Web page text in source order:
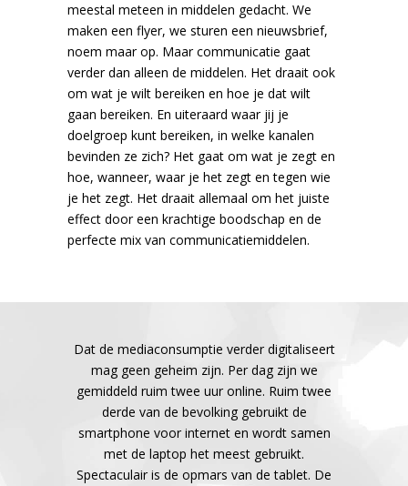
meestal meteen in middelen gedacht. We
maken een flyer, we sturen een nieuwsbrief,
noem maar op. Maar communicatie gaat
verder dan alleen de middelen. Het draait ook
om wat je wilt bereiken en hoe je dat wilt
gaan bereiken. En uiteraard waar jij je
doelgroep kunt bereiken, in welke kanalen
bevinden ze zich? Het gaat om wat je zegt en
hoe, wanneer, waar je het zegt en tegen wie
je het zegt. Het draait allemaal om het juiste
effect door een krachtige boodschap en de
perfecte mix van communicatiemiddelen.
Dat de mediaconsumptie verder digitaliseert
mag geen geheim zijn. Per dag zijn we
gemiddeld ruim twee uur online. Ruim twee
derde van de bevolking gebruikt de
smartphone voor internet en wordt samen
met de laptop het meest gebruikt.
Spectaculair is de opmars van de tablet. De